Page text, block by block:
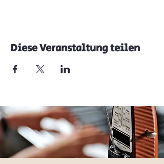
Diese Veranstaltung teilen